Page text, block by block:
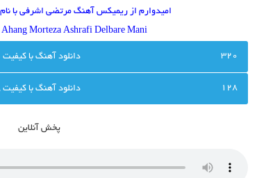
امیدوارم از ریمیکس آهنگ مرتضی اشرفی با
Morteza Ashrafi Delbare Mani
320 دانلود آهنگ با کيفيت 320
128 دانلود آهنگ با کيفيت 128
پخش آنلاين